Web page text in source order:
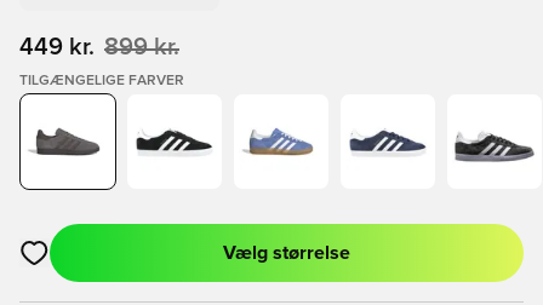
449 kr. 899 kr.
TILGÆNGELIGE FARVER
Åbner en Modal til at logge ind eller tilmelde dig som medlem
Vælg størrelse